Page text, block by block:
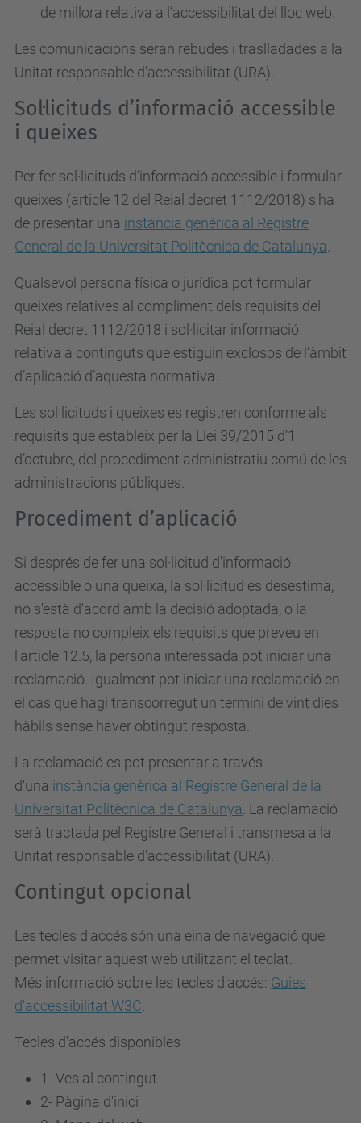
de millora relativa a l’accessibilitat del lloc web.
Les comunicacions seran rebudes i traslladades a la
Unitat responsable d'accessibilitat (URA).
Sol·licituds d’informació accessible
i queixes
Per fer sol·licituds d’informació accessible i formular
queixes (article 12 del Reial decret 1112/2018) s'ha
de presentar una instància genèrica al Registre
General de la Universitat Politècnica de Catalunya
Qualsevol persona física o jurídica pot formular
queixes relatives al compliment dels requisits del
Reial decret 1112/2018 i sol·licitar informació
relativa a continguts que estiguin exclosos de l’àmbit
d’aplicació d’aquesta normativa.
Les sol·licituds i queixes es registren conforme als
requisits que estableix per la Llei 39/2015 d’1
d’octubre, del procediment administratiu comú de les
administracions públiques.
Procediment d’aplicació
Si després de fer una sol·licitud d'informació
accessible o una queixa, la sol·licitud es desestima,
no s'està d'acord amb la decisió adoptada, o la
resposta no compleix els requisits que preveu en
l'article 12.5, la persona interessada pot iniciar una
reclamació. Igualment pot iniciar una reclamació en
el cas que hagi transcorregut un termini de vint dies
hàbils sense haver obtingut resposta.
La reclamació es pot presentar a través
d'una instància genèrica al Registre General de la
Universitat Politècnica de Catalunya . La reclamació
serà tractada pel Registre General i transmesa a la
Unitat responsable d'accessibilitat (URA).
Contingut opcional
Les tecles d'accés són una eina de navegació que
permet visitar aquest web utilitzant el teclat.
Més informació sobre les tecles d'accés: Guies
d'accessibilitat W3C
Tecles d'accés disponibles
1- Ves al contingut
2- Pàgina d'inici